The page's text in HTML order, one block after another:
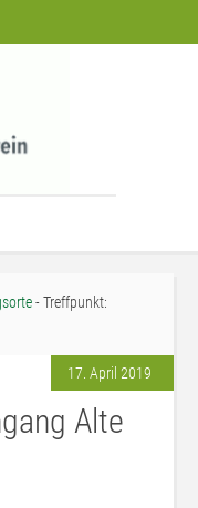
- Treffpunkt:
17. April 2019
Alte